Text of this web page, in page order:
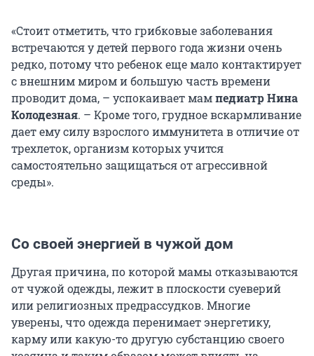
«Стоит отметить, что грибковые заболевания
встречаются у детей первого года жизни очень
редко, потому что ребенок еще мало контактирует
с внешним миром и большую часть времени
проводит дома, – успокаивает мампедиатр Нина
Колодезная. – Кроме того, грудное вскармливание
дает ему силу взрослого иммунитета в отличие от
трехлеток, организм которых учится
самостоятельно защищаться от агрессивной
среды».
Со своей энергией в чужой дом
Другая причина, по которой мамы отказываются
от чужой одежды, лежит в плоскости суеверий
или религиозных предрассудков. Многие
уверены, что одежда перенимает энергетику,
карму или какую-то другую субстанцию своего